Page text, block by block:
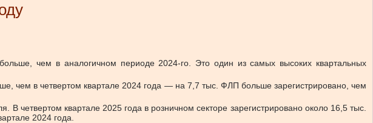
чем в аналогичном периоде 2024-го. Это один из самых высоких квартальных
чем в четвертом квартале 2024 года — на 7,7 тыс. ФЛП больше зарегистрировано, чем
В четвертом квартале 2025 года в розничном секторе зарегистрировано около 16,5 тыс.
2024 года.